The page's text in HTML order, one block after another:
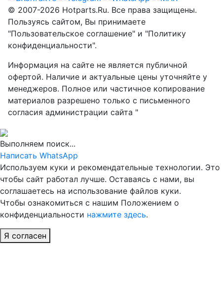
© 2007-2026 Hotparts.Ru. Все права защищены.
Пользуясь сайтом, Вы принимаете
"Пользовательское соглашение" и "Политику
конфиденциальности".
Информация на сайте не является публичной
офертой. Наличие и актуальные цены уточняйте у
менеджеров. Полное или частичное копирование
материалов разрешено только с письменного
согласия администрации сайта "
Выполняем поиск...
Написать WhatsApp
Используем куки и рекомендательные технологии. Это
чтобы сайт работал лучше. Оставаясь с нами, вы
соглашаетесь на использование файлов куки.
Чтобы ознакомиться с нашим Положением о
конфиденциальности нажмите здесь.
Я согласен